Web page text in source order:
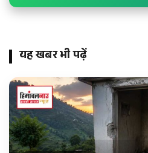
यह खबर भी पढ़ें